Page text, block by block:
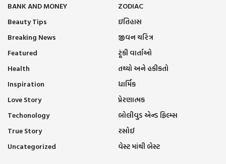
BANK AND MONEY
Beauty Tips
Breaking News
Featured
Health
Inspiration
Love Story
Techonology
True Story
Uncategorized
ZODIAC
ઇતિહાસ
જીવન ચરિત્ર
ટૂંકી વાર્તાઓ
તથ્યો અને હકીકતો
ધાર્મિક
પ્રેરણાત્મક
બોલીવુડ એન્ડ ફિલ્મ્સ
રસોઈ
વેસ્ટ માંથી બેસ્ટ